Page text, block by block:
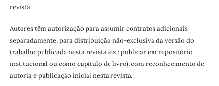
revista.
Autores têm autorização para assumir contratos adicionais
separadamente, para distribuição não-exclusiva da versão do
trabalho publicada nesta revista (ex.: publicar em repositório
institucional ou como capítulo de livro), com reconhecimento de
autoria e publicação inicial nesta revista.